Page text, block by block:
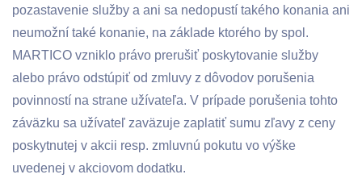
pozastavenie služby a ani sa nedopustí takého konania ani
neumožní také konanie, na základe ktorého by spol.
MARTICO vzniklo právo prerušiť poskytovanie služby
alebo právo odstúpiť od zmluvy z dôvodov porušenia
povinností na strane užívateľa. V prípade porušenia tohto
záväzku sa užívateľ zaväzuje zaplatiť sumu zľavy z ceny
poskytnutej v akcii resp. zmluvnú pokutu vo výške
uvedenej v akciovom dodatku.